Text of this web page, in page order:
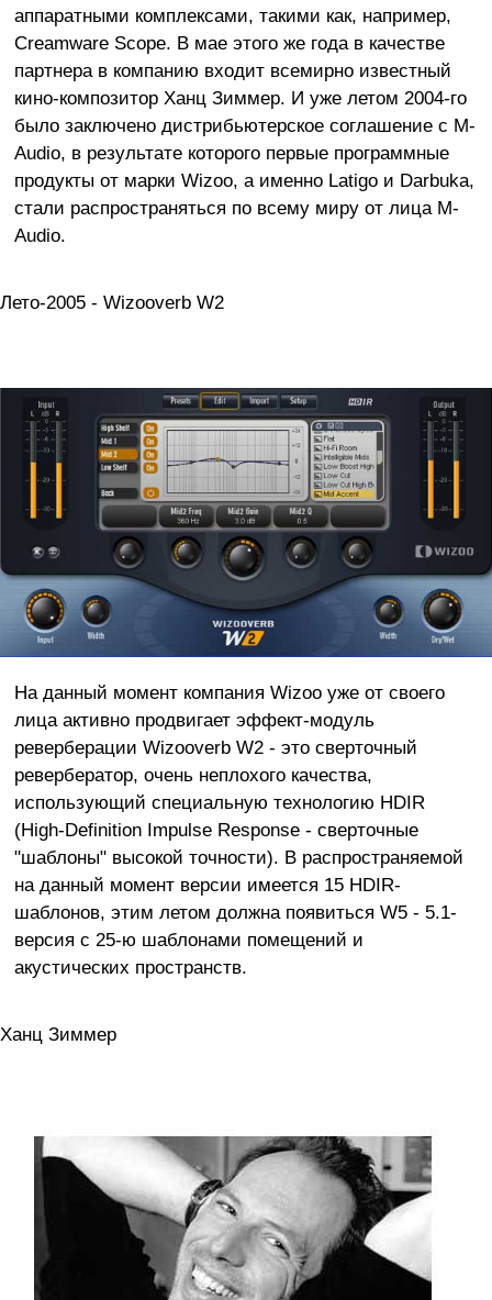
аппаратными комплексами, такими как, например,
Creamware Scope. В мае этого же года в качестве
партнера в компанию входит всемирно известный
кино-композитор Ханц Зиммер. И уже летом 2004-го
было заключено дистрибьютерское соглашение с M-
Audio, в результате которого первые программные
продукты от марки Wizoo, а именно Latigo и Darbuka,
стали распространяться по всему миру от лица M-
Audio.
Лето-2005 - Wizooverb W2
На данный момент компания Wizoo уже от своего
лица активно продвигает эффект-модуль
реверберации Wizooverb W2 - это сверточный
ревербератор, очень неплохого качества,
использующий специальную технологию HDIR
(High-Definition Impulse Response - сверточные
"шаблоны" высокой точности). В распространяемой
на данный момент версии имеется 15 HDIR-
шаблонов, этим летом должна появиться W5 - 5.1-
версия с 25-ю шаблонами помещений и
акустических пространств.
Ханц Зиммер